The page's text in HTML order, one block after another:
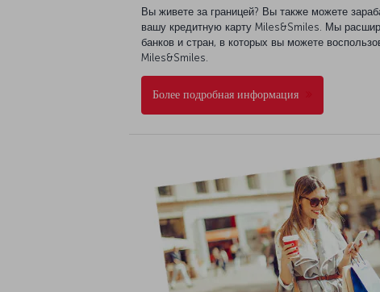
Вы живете за границей? Вы также можете
вашу кредитную карту Miles&Smiles. Мы
банков и стран, в которых вы можете
Miles&Smiles.
Более подробная информация